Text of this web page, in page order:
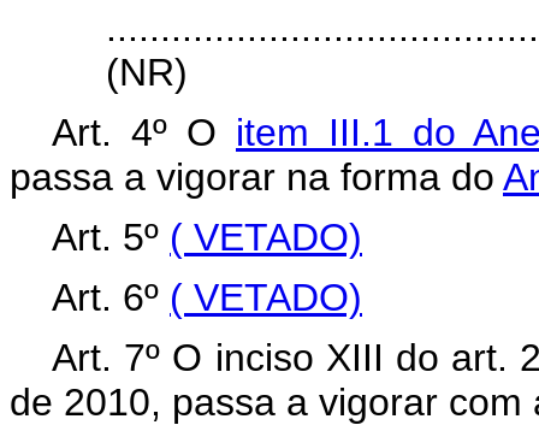
(NR)
Art. 4º O item III.1 do
passa a vigorar na forma do
Art. 5º ( VETADO)
Art. 6º ( VETADO)
Art. 7º O inciso XIII do art.
de 2010, passa a vigorar com